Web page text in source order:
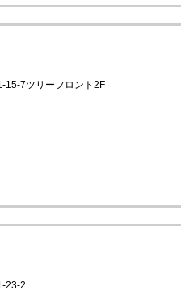
15-7ツリーフロント2F
23-2